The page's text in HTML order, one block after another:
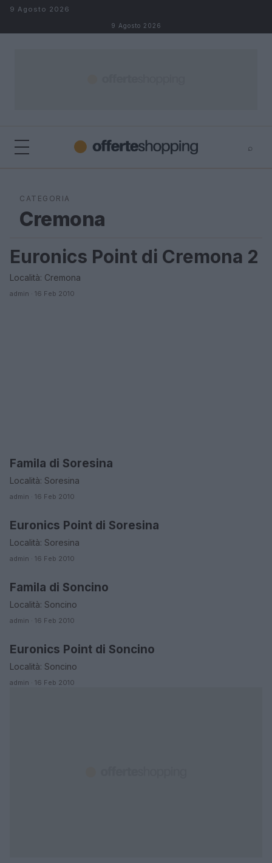
Salta al contenuto
9 Agosto 2026
9 Agosto 2026
⌕
CATEGORIA
Cremona
Euronics Point di Cremona 2
Località: Cremona
admin · 16 Feb 2010
CREMONA
Famila di Soresina
Località: Soresina
admin · 16 Feb 2010
CREMONA
Euronics Point di Soresina
Località: Soresina
admin · 16 Feb 2010
CREMONA
Famila di Soncino
Località: Soncino
admin · 16 Feb 2010
CREMONA
Euronics Point di Soncino
Località: Soncino
admin · 16 Feb 2010